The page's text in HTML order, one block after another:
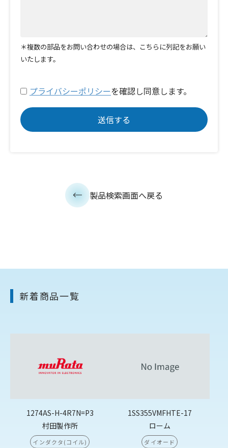
＊複数の部品をお問い合わせの場合は、こちらに列記をお願い
いたします。
プライバシーポリシーを確認し同意します。
製品検索画面へ戻る
新着商品一覧
1274AS-H-4R7N=P3
村田製作所
インダクタ(コイル)
1SS355VMFHTE-17
ローム
ダイオード